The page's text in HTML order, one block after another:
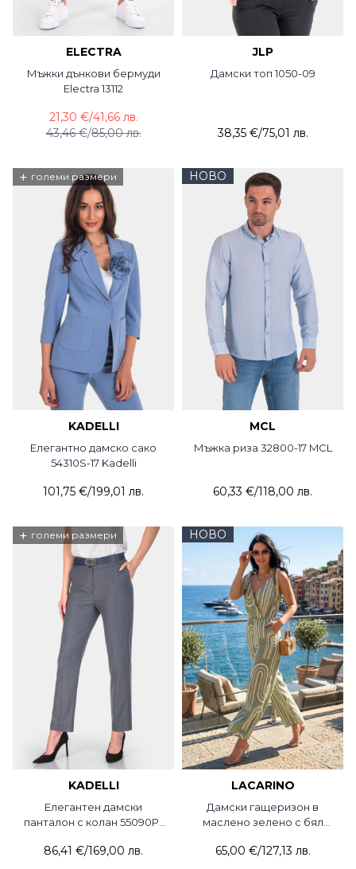
ELECTRA
Мъжки дънкови бермуди
Electra 13112
43,46 €/85,00 лв.
21,30 €/41,66 лв.
JLP
Дамски топ 1050-09
38,35 €/75,01 лв.
+ големи размери
KADELLI
Елегантно дамско сако
54310S-17 Kadelli
101,75 €/199,01 лв.
НОВО
MCL
Мъжка риза 32800-17 MCL
60,33 €/118,00 лв.
+ големи размери
KADELLI
Елегантен дамски
панталон с колан 55090P-
86,41 €/169,00 лв.
НОВО
LACARINO
Дамски гащеризон в
маслено зелено с бял
65,00 €/127,13 лв.